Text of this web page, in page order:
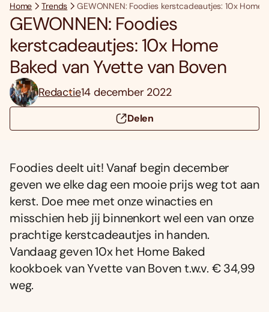
Home Trends GEWONNEN: Foodies kerstcadeautjes: 10x Home
GEWONNEN: Foodies
kerstcadeautjes: 10x Home
Baked van Yvette van Boven
Redactie14 december 2022
Delen
Foodies deelt uit! Vanaf begin december
geven we elke dag een mooie prijs weg tot aan
kerst. Doe mee met onze winacties en
misschien heb jij binnenkort wel een van onze
prachtige kerstcadeautjes in handen.
Vandaag geven 10x het Home Baked
kookboek van Yvette van Boven t.w.v. € 34,99
weg.